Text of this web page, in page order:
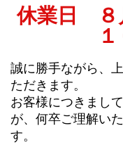
休業日 ８
誠に勝手ながら、
ただきます。
お客様につきまし
が、何卒ご理解い
す。